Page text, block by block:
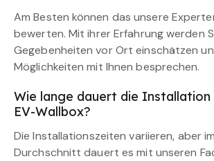
Am Besten können das unsere
bewerten. Mit ihrer Erfahrung werden
Gegebenheiten vor Ort einschätzen
Möglichkeiten mit Ihnen besprechen.
Wie lange dauert die Installation
EV-Wallbox?
Die Installationszeiten variieren, aber im
Durchschnitt dauert es mit unseren